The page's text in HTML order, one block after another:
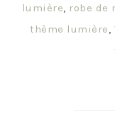
lumière, robe de
thème lumière,